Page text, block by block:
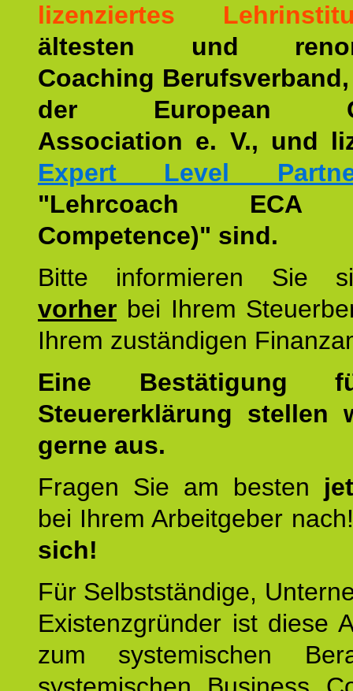
lizenziertes
ältesten und
Coaching
der European
Association e. V., und
Expert Level
"Lehrcoach ECA
Competence)" sind.
Bitte informieren Sie
vorher bei Ihrem
Ihrem zuständigen
Eine Bestätigung
Steuererklärung stellen
gerne aus.
Fragen Sie am besten
bei Ihrem Arbeitgeber
sich!
Für Selbstständige,
Existenzgründer ist diese
zum systemischen